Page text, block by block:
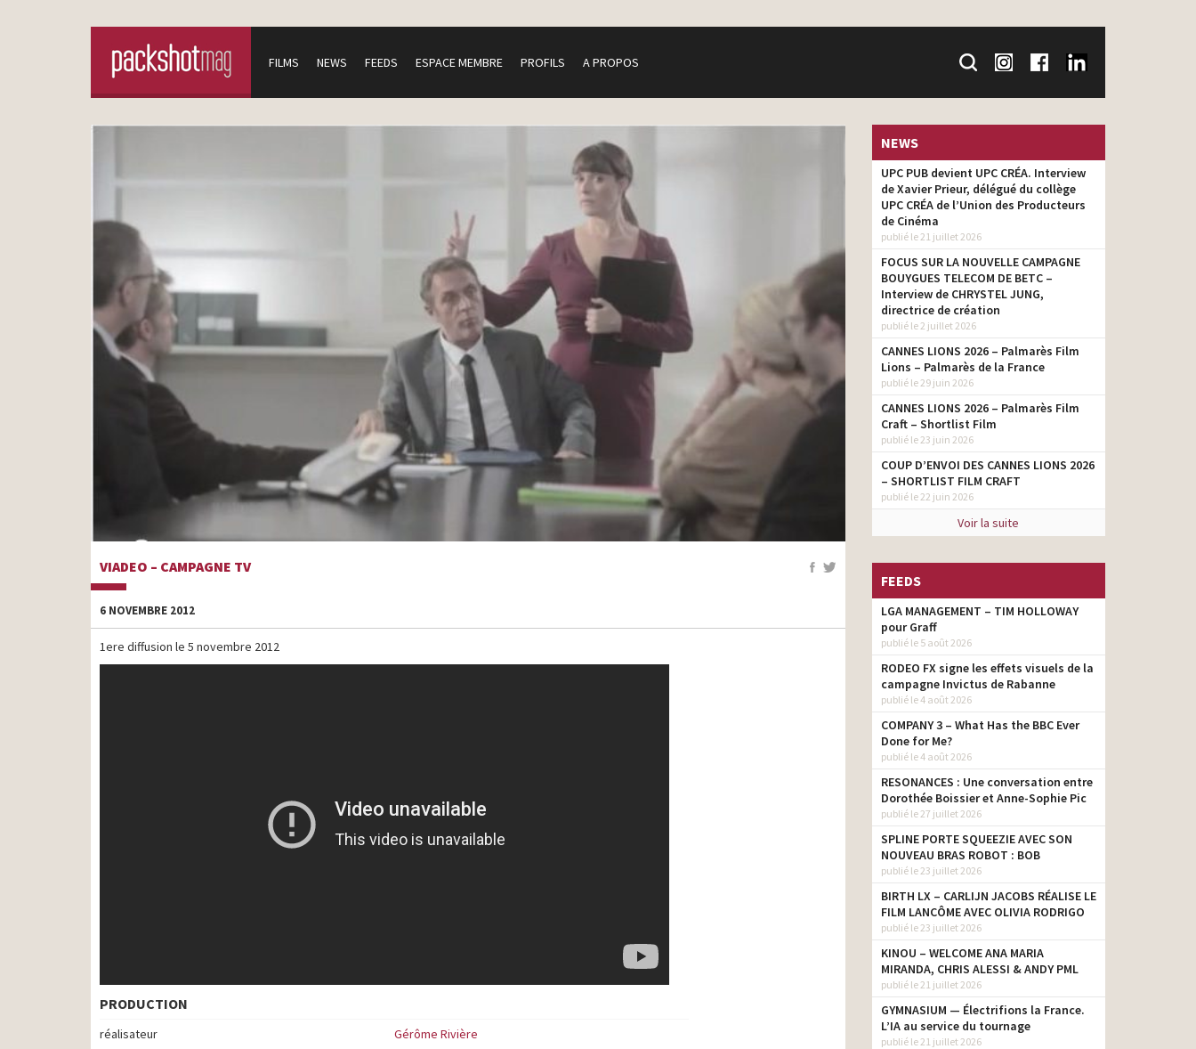
FILMS NEWS FEEDS ESPACE MEMBRE PROFILS A PROPOS
VIADEO – CAMPAGNE TV
6 NOVEMBRE 2012
1ere diffusion le 5 novembre 2012
PRODUCTION
réalisateur
Gérôme Rivière
NEWS
UPC PUB devient UPC CRÉA. Interview
de Xavier Prieur, délégué du collège
UPC CRÉA de l’Union des Producteurs
de Cinéma
publié le 21 juillet 2026
FOCUS SUR LA NOUVELLE CAMPAGNE
BOUYGUES TELECOM DE BETC –
Interview de CHRYSTEL JUNG,
directrice de création
publié le 2 juillet 2026
CANNES LIONS 2026 – Palmarès Film
Lions – Palmarès de la France
publié le 29 juin 2026
CANNES LIONS 2026 – Palmarès Film
Craft – Shortlist Film
publié le 23 juin 2026
COUP D’ENVOI DES CANNES LIONS 2026
– SHORTLIST FILM CRAFT
publié le 22 juin 2026
Voir la suite
FEEDS
LGA MANAGEMENT – TIM HOLLOWAY
pour Graff
publié le 5 août 2026
RODEO FX signe les effets visuels de la
campagne Invictus de Rabanne
publié le 4 août 2026
COMPANY 3 – What Has the BBC Ever
Done for Me?
publié le 4 août 2026
RESONANCES : Une conversation entre
Dorothée Boissier et Anne-Sophie Pic
publié le 27 juillet 2026
SPLINE PORTE SQUEEZIE AVEC SON
NOUVEAU BRAS ROBOT : BOB
publié le 23 juillet 2026
BIRTH LX – CARLIJN JACOBS RÉALISE LE
FILM LANCÔME AVEC OLIVIA RODRIGO
publié le 23 juillet 2026
KINOU – WELCOME ANA MARIA
MIRANDA, CHRIS ALESSI & ANDY PML
publié le 21 juillet 2026
GYMNASIUM — Électrifions la France.
L’IA au service du tournage
publié le 21 juillet 2026